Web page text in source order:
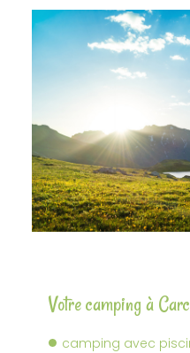
Votre camping à
camping avec